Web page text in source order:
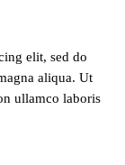
elit, sed do
aliqua. Ut
ullamco laboris